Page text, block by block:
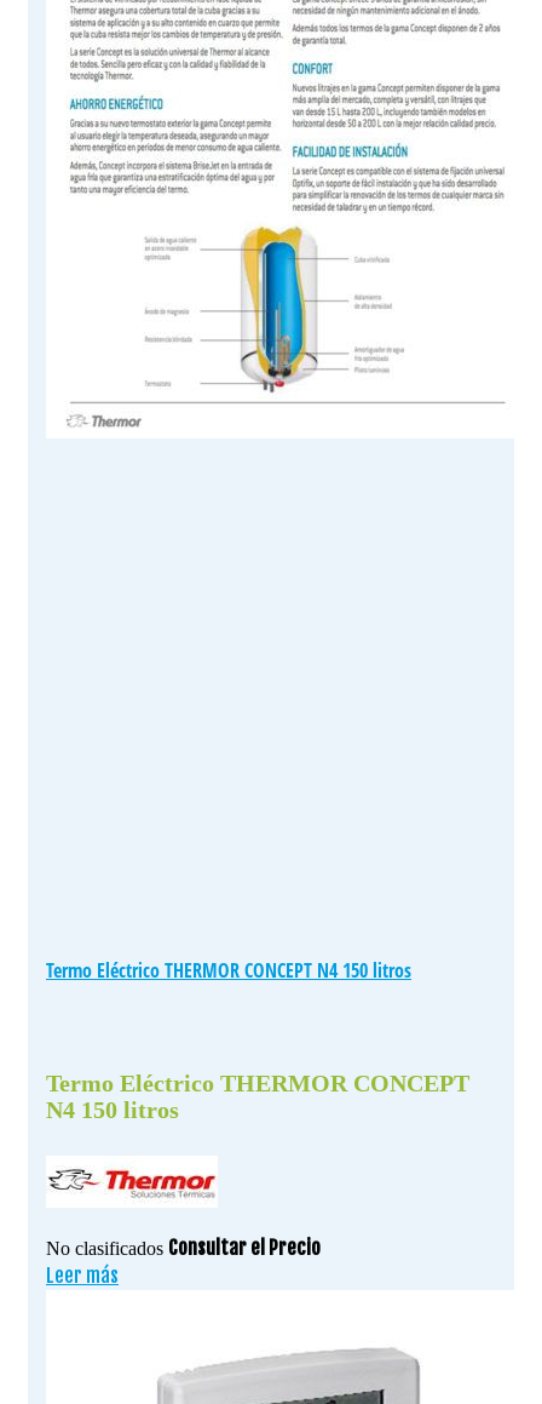
Termo Eléctrico THERMOR CONCEPT N4 150 litros
Termo Eléctrico THERMOR CONCEPT
N4 150 litros
No clasificados Consultar el Precio
Leer más